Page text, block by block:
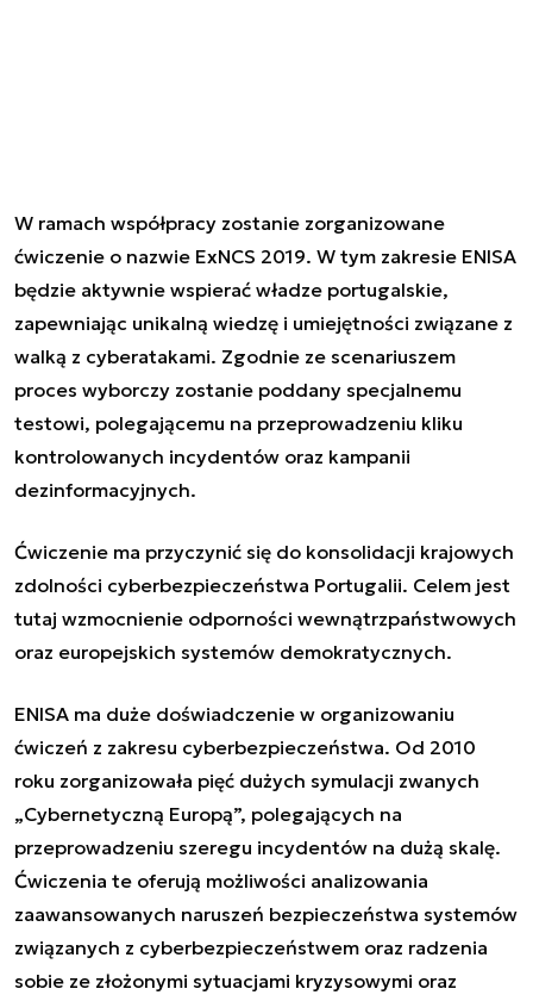
W ramach współpracy zostanie zorganizowane
ćwiczenie o nazwie ExNCS 2019. W tym zakresie ENISA
będzie aktywnie wspierać władze portugalskie,
zapewniając unikalną wiedzę i umiejętności związane z
walką z cyberatakami. Zgodnie ze scenariuszem
proces wyborczy zostanie poddany specjalnemu
testowi, polegającemu na przeprowadzeniu kliku
kontrolowanych incydentów oraz kampanii
dezinformacyjnych.
Ćwiczenie ma przyczynić się do konsolidacji krajowych
zdolności cyberbezpieczeństwa Portugalii. Celem jest
tutaj wzmocnienie odporności wewnątrzpaństwowych
oraz europejskich systemów demokratycznych.
ENISA ma duże doświadczenie w organizowaniu
ćwiczeń z zakresu cyberbezpieczeństwa. Od 2010
roku zorganizowała pięć dużych symulacji zwanych
„Cybernetyczną Europą”, polegających na
przeprowadzeniu szeregu incydentów na dużą skalę.
Ćwiczenia te oferują możliwości analizowania
zaawansowanych naruszeń bezpieczeństwa systemów
związanych z cyberbezpieczeństwem oraz radzenia
sobie ze złożonymi sytuacjami kryzysowymi oraz